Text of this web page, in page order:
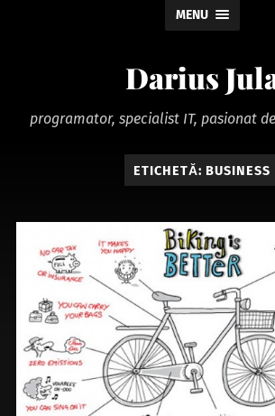
MENU
Darius
programator, specialist IT, pasionat
ETICHETĂ: BUSINESS